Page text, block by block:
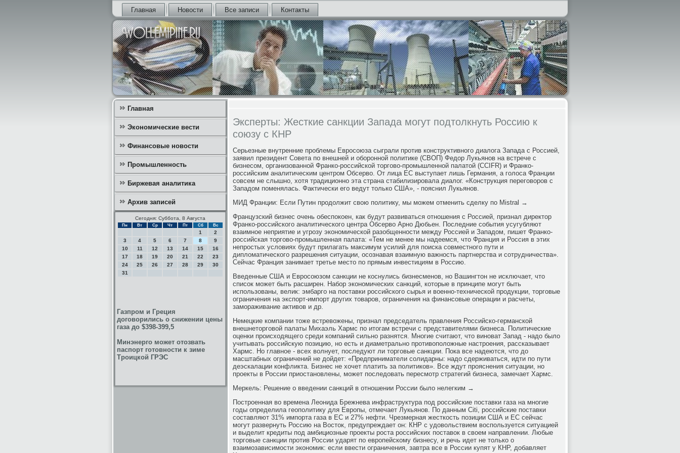
Главная Новости Все записи Контакты
Главная
Экономические вести
Финансовые новости
Промышленность
Биржевая аналитика
Архив записей
Сегодня: Суббота, 8 Августа
Пн Вт Ср Чт Пт Сб Вс
1
2
3
4 5 6 7 8
9
10
11 12 13 14 15
16
17
18 19 20 21 22
23
24
25 26 27 28 29
30
31
Газпром и Греция
договорились о снижении цены
газа до $398-399,5
Минэнерго может отозвать
паспорт готовности к зиме
Троицкой ГРЭС
Эксперты: Жесткие санкции Запада могут подтолкнуть Россию к
союзу с КНР
Серьезные внутренние проблемы Евросоюза сыграли против конcтруктивного диалога Запада с Россией,
заявил президент Совета по внешней и оборонной политике (СВОП) Федор Лукьянов на встрече с
бизнесом, организованной Франко-российской торгово-промышленной палатой (CCIFR) и Франко-
российским аналитическим центром Обсерво. От лица ЕС выступает лишь Германия, а голоса Франции
совсем не слышно, хотя традиционно эта страна стабилизировала диалог. «Конструкция переговоров с
Западом поменялась. Фактически его ведут только США», - пояснил Лукьянов.
МИД Франции: Если Путин продолжит свою политику, мы можем отменить сделку по Mistral →
Французский бизнес очень обеспокоен, как будут развиваться отношения с Россией, признал директор
Франко-российского аналитического центра Обсерво Арно Дюбьен. Последние события усугубляют
взаимное неприятие и угрозу экономической разобщенности между Россией и Западом, пишет Франко-
российская торгово-промышленная палата: «Тем не менее мы надеемся, что Франция и Россия в этих
непростых условиях будут прилагать максимум усилий для поиска совместного пути и
дипломатического разрешения ситуации, осознавая взаимную важность партнерства и сотрудничества».
Сейчас Франция занимает третье место по прямым инвестициям в Россию.
Введенные США и Евросоюзом санкции не коснулись бизнесменов, но Вашингтон не исключает, что
список может быть расширен. Набор экономических санкций, которые в принципе могут быть
использованы, велик: эмбарго на поставки российского сырья и военно-технической продукции, торговые
ограничения на экспорт-импорт других товаров, ограничения на финансовые операции и расчеты,
замораживание активов и др.
Немецкие компании тоже встревожены, признал председатель правления Российско-германской
внешнеторговой палаты Михаэль Хармс по итогам встречи с представителями бизнеса. Политические
оценки происходящего среди компаний сильно разнятся. Многие считают, что виноват Запад - надо было
учитывать российскую позицию, но есть и диаметрально противоположные настроения, рассказывает
Хармс. Но главное - всех волнует, последуют ли торговые санкции. Пока все надеются, что до
масштабных ограничений не дойдет: «Предприниматели солидарны: надо сдерживаться, идти по пути
деэскалации конфликта. Бизнес не хочет платить за политиков». Все ждут прояснения ситуации, но
проекты в России приостановлены, может последовать пересмотр стратегий бизнеса, замечает Хармс.
Меркель: Решение о введении санкций в отношении России было нелегким →
Построенная во времена Леонида Брежнева инфраструктура под российские поставки газа на многие
годы определила геополитику для Европы, отмечает Лукьянов. По данным Citi, российские поставки
составляют 31% импорта газа в ЕС и 27% нефти. Чрезмерная жесткость позиции США и ЕС сейчас
могут развернуть Россию на Восток, предупреждает он: КНР с удовольствием воспользуется ситуацией
и выделит кредиты под амбициозные проекты роста российских поставок в своем направлении. Любые
торговые санкции против России ударят по европейскому бизнесу, и речь идет не только о
взаимозависимости экономик: если ввести ограничения, завтра все в России купят у КНР, добавляет